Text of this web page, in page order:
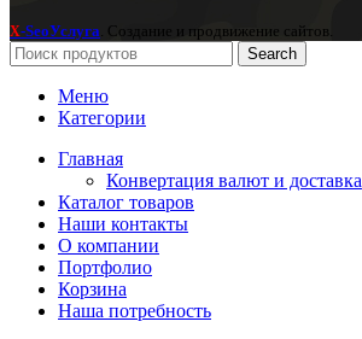
X-SeoУслуга . Создание и продвижение сайтов.
Search
Меню
Категории
Главная
Конвертация валют и доставка
Каталог товаров
Наши контакты
О компании
Портфолио
Корзина
Наша потребность